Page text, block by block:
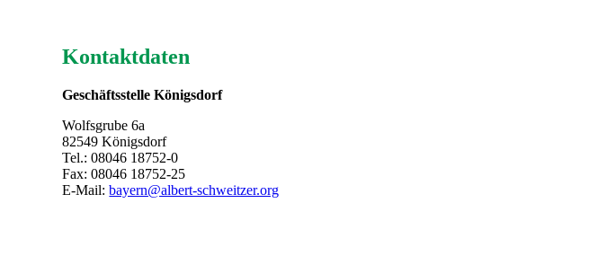
Kontaktdaten
Geschäftsstelle Königsdorf
Wolfsgrube 6a
82549 Königsdorf
Tel.: 08046 18752-0
Fax: 08046 18752-25
E-Mail:bayern@albert-schweitzer.org